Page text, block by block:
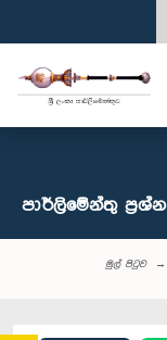
පාර්ලි‌මේන්තු‌ ප්‍රශ්න
මුල් පිටුව